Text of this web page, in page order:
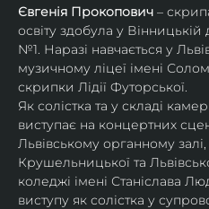
Євгенія Прокопович –
освіту здобула у
№1. Наразі навчається у
музичному ліцеї імені
скрипки Лідії Футорської.
Як солістка та у складі
виступає на концертних
Львівському органному
Крушельницької та
коледжі імені Станіслава
виступу як солістка у